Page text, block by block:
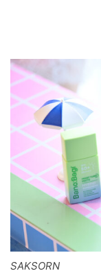
SAKSORN